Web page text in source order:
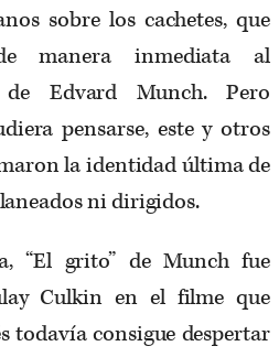
sobre los cachetes, que
manera inmediata al
Edvard Munch. Pero
pensarse, este y otros
la identidad última de
ni dirigidos.
“El grito” de Munch fue
Culkin en el filme que
todavía consigue despertar